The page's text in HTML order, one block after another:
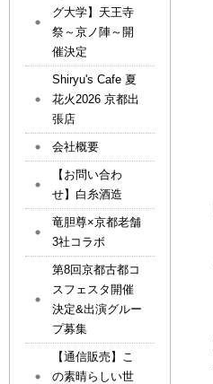
グ大学】天王寺
祭～京ノ陣～開
催決定
Shiryu's Cafe 夏
花火2026 京都出
張店
会社概要
【お問い合わ
せ】白糸酒造
竜胆尊×京都老舗
3社コラボ
第8回京都古都コ
スフェスタ開催
決定&出演グルー
プ募集
【通信販売】こ
の素晴らしい世